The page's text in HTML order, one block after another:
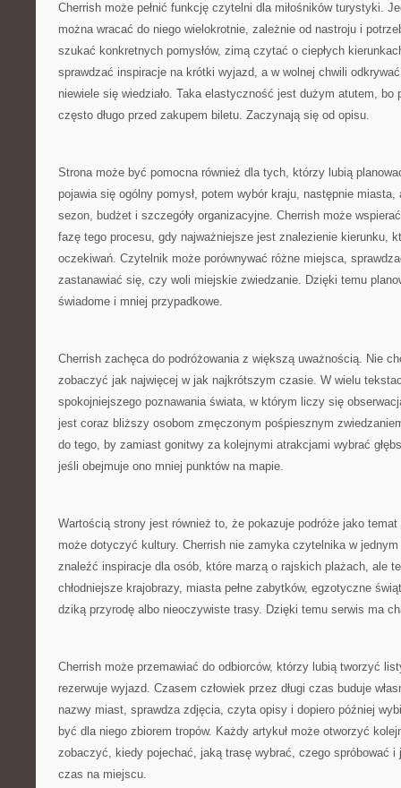
Cherrish może pełnić funkcję czytelni dla miłośników turystyki.
można wracać do niego wielokrotnie, zależnie od nastroju i
szukać konkretnych pomysłów, zimą czytać o ciepłych
sprawdzać inspiracje na krótki wyjazd, a w wolnej chwili
niewiele się wiedziało. Taka elastyczność jest dużym atutem, bo
często długo przed zakupem biletu. Zaczynają się od opisu.
Strona może być pomocna również dla tych, którzy lubią
pojawia się ogólny pomysł, potem wybór kraju, następnie
sezon, budżet i szczegóły organizacyjne. Cherrish może
fazę tego procesu, gdy najważniejsze jest znalezienie kierunku,
oczekiwań. Czytelnik może porównywać różne miejsca,
zastanawiać się, czy woli miejskie zwiedzanie. Dzięki temu
świadome i mniej przypadkowe.
Cherrish zachęca do podróżowania z większą uważnością. Nie
zobaczyć jak najwięcej w jak najkrótszym czasie. W wielu
spokojniejszego poznawania świata, w którym liczy się
jest coraz bliższy osobom zmęczonym pośpiesznym
do tego, by zamiast gonitwy za kolejnymi atrakcjami wybrać
jeśli obejmuje ono mniej punktów na mapie.
Wartością strony jest również to, że pokazuje podróże jako
może dotyczyć kultury. Cherrish nie zamyka czytelnika w
znaleźć inspiracje dla osób, które marzą o rajskich plażach, ale
chłodniejsze krajobrazy, miasta pełne zabytków, egzotyczne
dziką przyrodę albo nieoczywiste trasy. Dzięki temu serwis ma
Cherrish może przemawiać do odbiorców, którzy lubią tworzyć
rezerwuje wyjazd. Czasem człowiek przez długi czas buduje
nazwy miast, sprawdza zdjęcia, czyta opisy i dopiero później
być dla niego zbiorem tropów. Każdy artykuł może otworzyć
zobaczyć, kiedy pojechać, jaką trasę wybrać, czego spróbować
czas na miejscu.